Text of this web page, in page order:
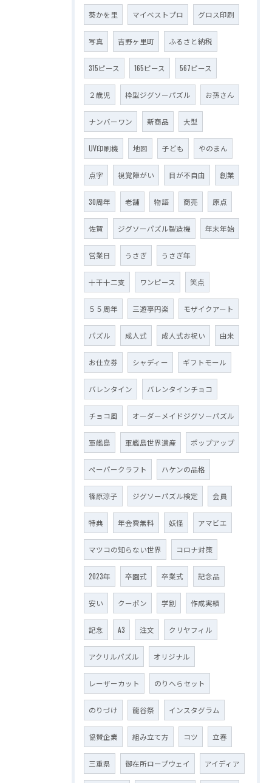
葵かを里 マイベストプロ グロス印刷
写真 吉野ヶ里町 ふるさと納税
315ピース 165ピース 567ピース
２歳児 枠型ジグソーパズル お孫さん
ナンバーワン 新商品 大型
UV印刷機 地図 子ども やのまん
点字 視覚障がい 目が不自由 創業
30周年 老舗 物語 商売 原点
佐賀 ジグソーパズル製造機 年末年始
営業日 うさぎ うさぎ年
十干十二支 ワンピース 笑点
５５周年 三遊亭円楽 モザイクアート
パズル 成人式 成人式お祝い 由来
お仕立券 シャディー ギフトモール
バレンタイン バレンタインチョコ
チョコ風 オーダーメイドジグソーパズル
軍艦島 軍艦島世界遺産 ポップアップ
ペーパークラフト ハケンの品格
篠原涼子 ジグソーパズル検定 会員
特典 年会費無料 妖怪 アマビエ
マツコの知らない世界 コロナ対策
2023年 卒園式 卒業式 記念品
安い クーポン 学割 作成実績
記念 A3 注文 クリヤフィル
アクリルパズル オリジナル
レーザーカット のりへらセット
のりづけ 龍谷祭 インスタグラム
協賛企業 組み立て方 コツ 立春
三重県 御在所ロープウェイ アイディア